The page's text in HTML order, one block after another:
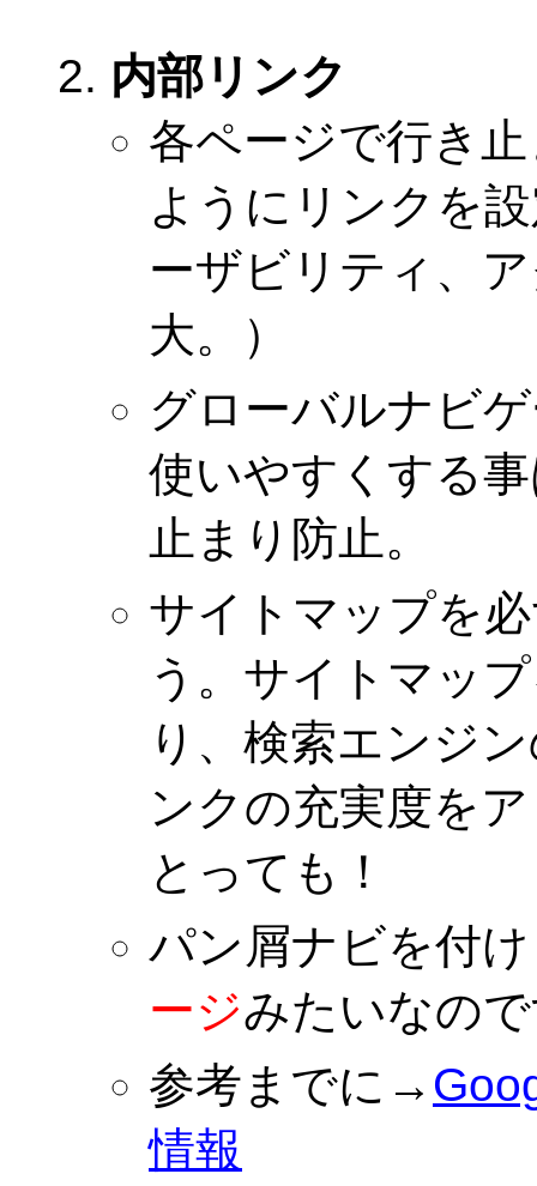
内部リンク
各ページで行き
ようにリンクを
ーザビリティ、
大。）
グローバルナビ
使いやすくする
止まり防止。
サイトマップを
う。サイトマッ
り、検索エンジ
ンクの充実度を
とっても！
パン屑ナビを付
ージみたいなの
参考までに→
情報